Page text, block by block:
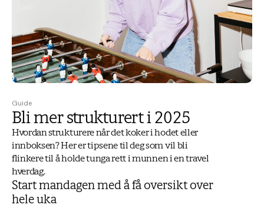
Guide
Bli mer strukturert i 2025
Hvordan strukturere når det koker i hodet eller
innboksen? Her er tipsene til deg som vil bli
flinkere til å holde tunga rett i munnen i en travel
hverdag.
Start mandagen med å få oversikt over
hele uka